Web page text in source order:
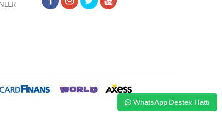
WhatsApp Destek Hattı